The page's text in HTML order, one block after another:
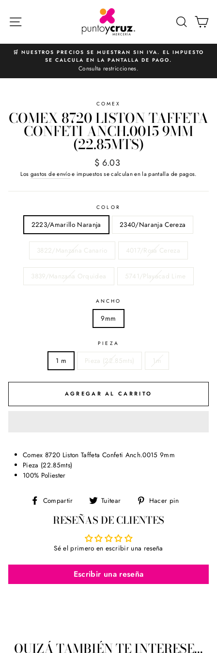
directamente
diapositivas
🛒 NUESTROS PRECIOS SE MUESTRAN SIN IVA. EL IMPUESTO
SE CALCULA EN LA PANTALLA DE PAGO.
Consulta restricciones.
COMEX
COMEX 8720 LISTON TAFFETA
CONFETI ANCH.0015 9MM
(22.85MTS)
Precio
habitual
$ 6.03
Los gastos de envíoe impuestos se calculan en la pantalla de pagos.
COLOR
2223/Amarillo Naranja 2340/Naranja Cereza
3822/Manzana Canario 4017/Rosa Cereza
3839/Manzana Orquidea 5741/Playacad Lime
ANCHO
9mm
PIEZA
1 m Pieza (22.85mts) 1m
AGREGAR AL CARRITO
Comex 8720 Liston Taffeta Confeti Anch.0015 9mm
Pieza (22.85mts)
100% Poliester
Compartir
Compartir
Facebook
Tuitear
Tuitear
Twitter
Hacer pin
RESEÑAS DE CLIENTES
Sé el primero en escribir una reseña
Escribir una reseña
QUIZÁ TAMBIÉN TE INTERESE...